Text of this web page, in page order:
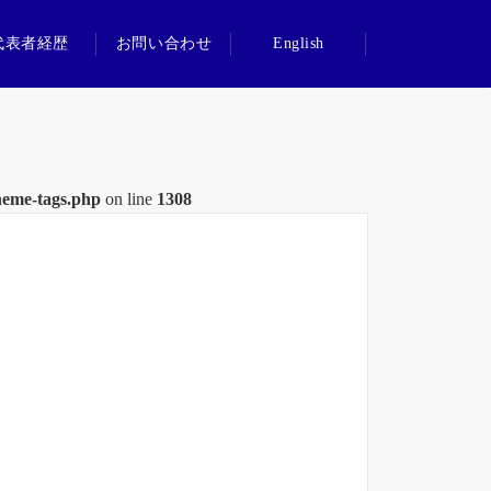
表者経歴 お問い合わせ English
tags.php on line 1308